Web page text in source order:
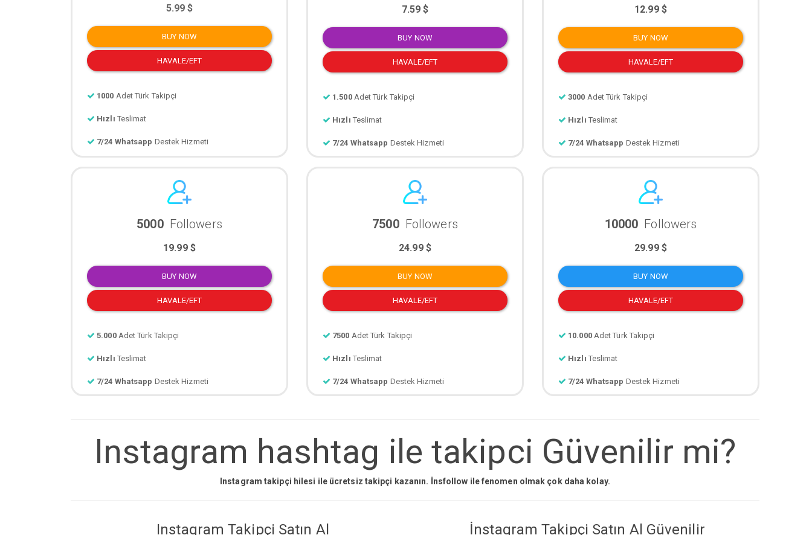
5.99 $
BUY NOW
HAVALE/EFT
1000 Adet Türk Takipçi
Hızlı Teslimat
7/24 Whatsapp Destek Hizmeti
7.59 $
BUY NOW
HAVALE/EFT
1.500 Adet Türk Takipçi
Hızlı Teslimat
7/24 Whatsapp Destek Hizmeti
12.99 $
BUY NOW
HAVALE/EFT
3000 Adet Türk Takipçi
Hızlı Teslimat
7/24 Whatsapp Destek Hizmeti
5000 Followers
19.99 $
BUY NOW
HAVALE/EFT
5.000 Adet Türk Takipçi
Hızlı Teslimat
7/24 Whatsapp Destek Hizmeti
7500 Followers
24.99 $
BUY NOW
HAVALE/EFT
7500 Adet Türk Takipçi
Hızlı Teslimat
7/24 Whatsapp Destek Hizmeti
10000 Followers
29.99 $
BUY NOW
HAVALE/EFT
10.000 Adet Türk Takipçi
Hızlı Teslimat
7/24 Whatsapp Destek Hizmeti
Instagram hashtag ile takipci Güvenilir mi?
Instagram takipçi hilesi ile ücretsiz takipçi kazanın. İnsfollow ile fenomen olmak çok daha kolay.
Instagram Takipçi Satın Al İnstagram Takipçi Satın Al Güvenilir